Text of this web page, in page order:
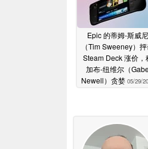
Epic 的蒂姆-斯威尼
（Tim Sweeney）
Steam Deck 涨价，
加布-纽维尔（
Newell）贪婪 05/29/